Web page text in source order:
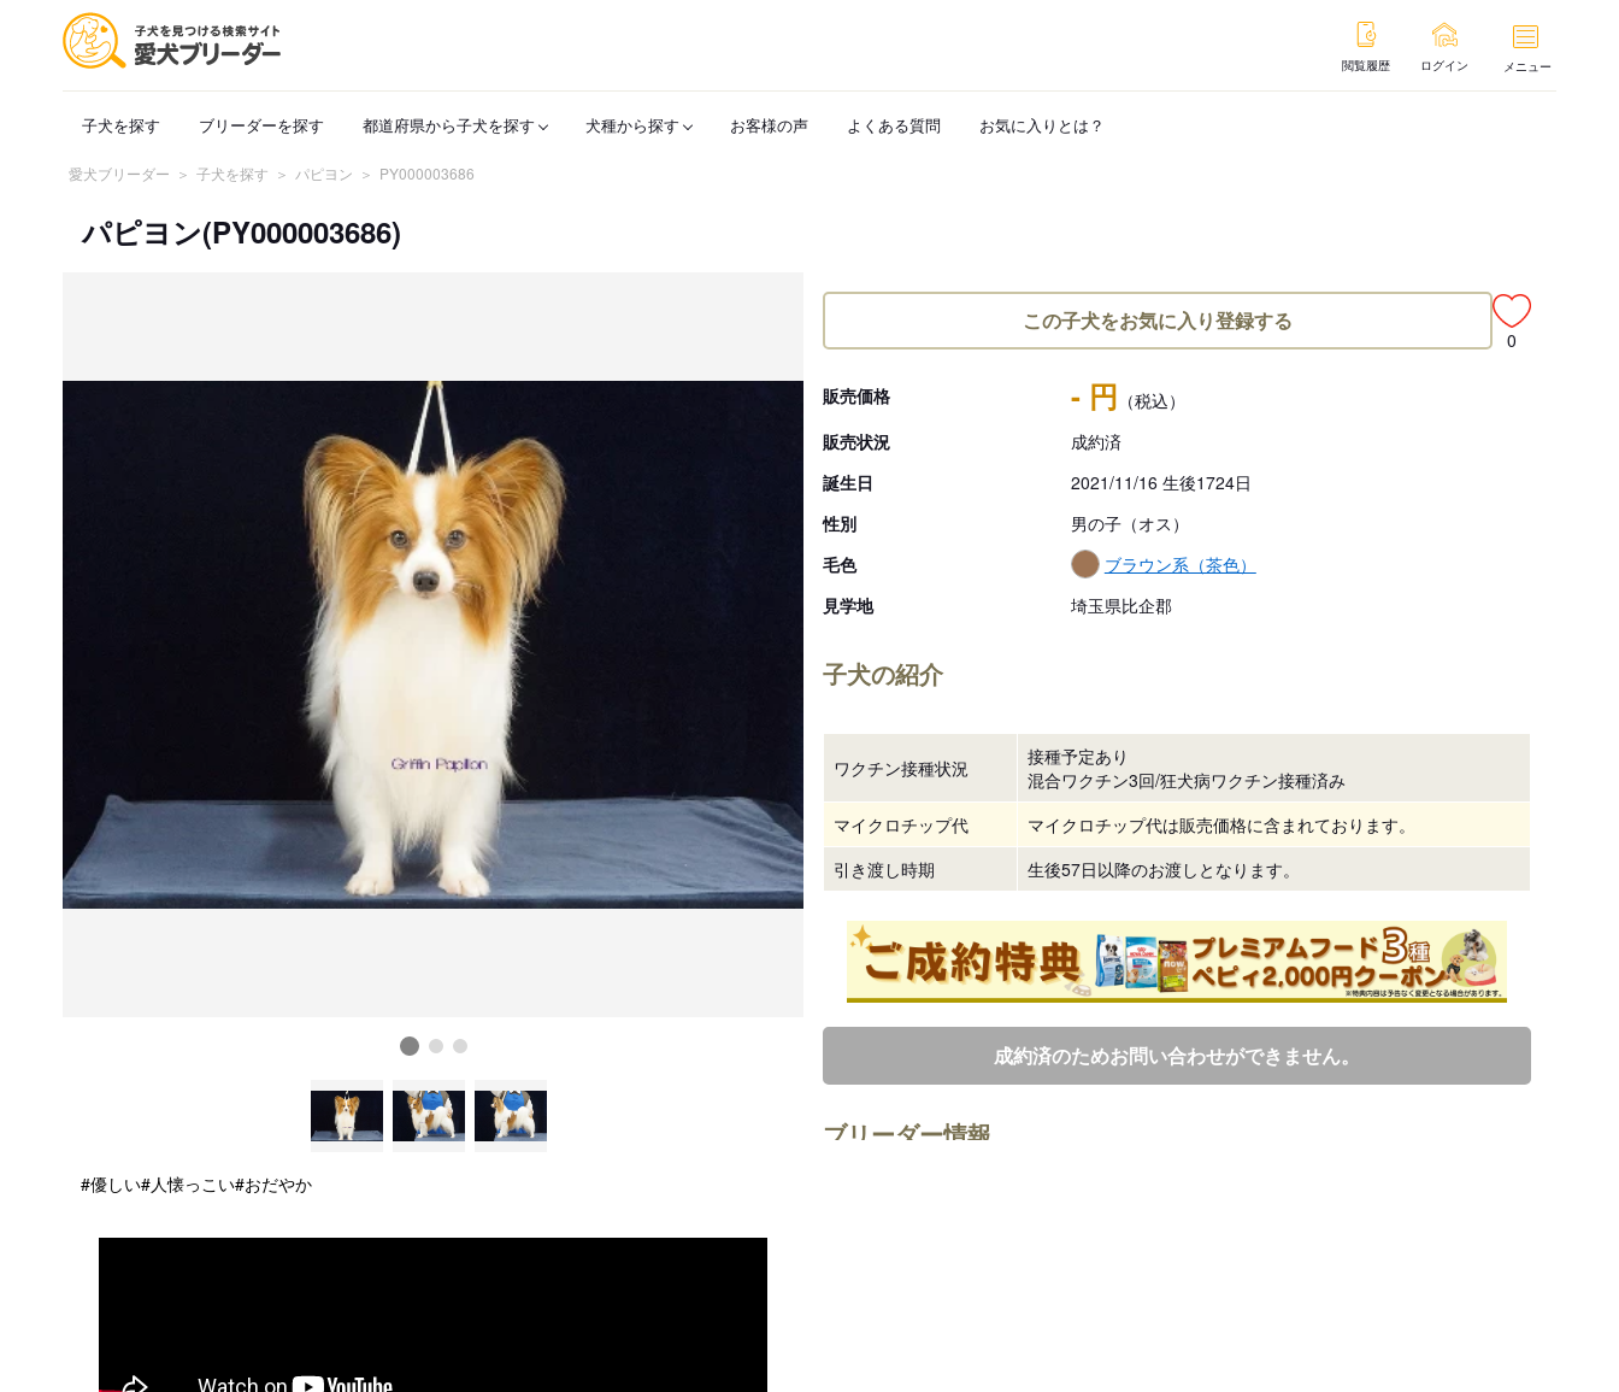
閲覧履歴 ログイン メニュー
子犬を探す ブリーダーを探す 都道府県から子犬を探す 犬種から探す お客様の声 よくある質問 お気に入りとは？
愛犬ブリーダー 子犬を探す パピヨン PY000003686
パピヨン(PY000003686)
#優しい#人懐っこい#おだやか
この子犬をお気に入り登録する
0
販売価格 - 円 （税込）
販売状況
成約済
誕生日
2021/11/16 生後1724日
性別
男の子（オス）
毛色
ブラウン系（茶色）
見学地
埼玉県比企郡
子犬の紹介
ワクチン接種状況
接種予定あり
混合ワクチン3回/狂犬病ワクチン接種済み
マイクロチップ代
マイクロチップ代は販売価格に含まれております。
引き渡し時期
生後57日以降のお渡しとなります。
成約済のためお問い合わせができません。
ブリーダー情報